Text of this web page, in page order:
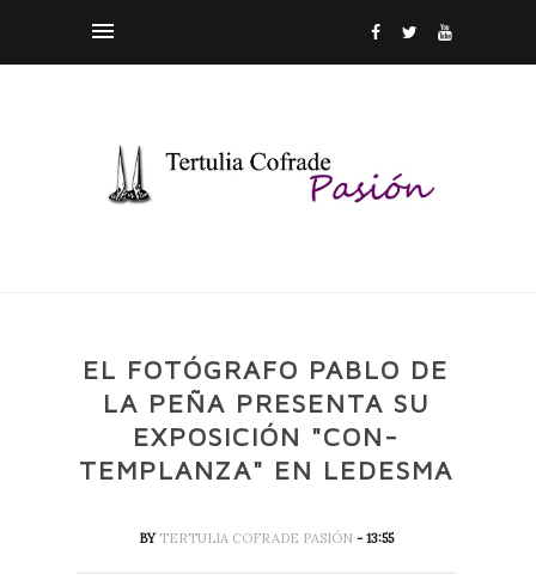
EL FOTÓGRAFO PABLO DE
LA PEÑA PRESENTA SU
EXPOSICIÓN "CON-
TEMPLANZA" EN LEDESMA
BY TERTULIA COFRADE PASIÓN - 13:55